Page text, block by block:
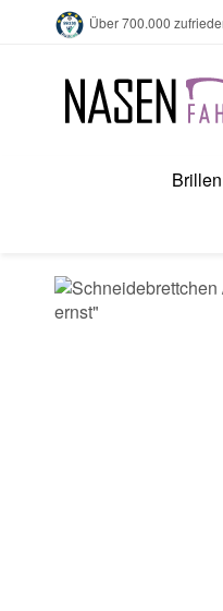
Über 700.000
Brillen